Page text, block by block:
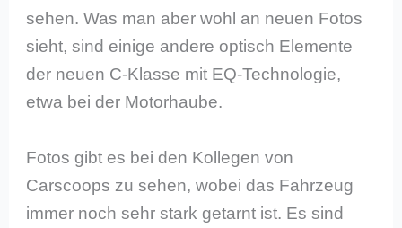
sehen. Was man aber wohl an neuen Fotos
sieht, sind einige andere optisch Elemente
der neuen C-Klasse mit EQ-Technologie,
etwa bei der Motorhaube.
Fotos gibt es bei den Kollegen von
Carscoops zu sehen, wobei das Fahrzeug
immer noch sehr stark getarnt ist. Es sind